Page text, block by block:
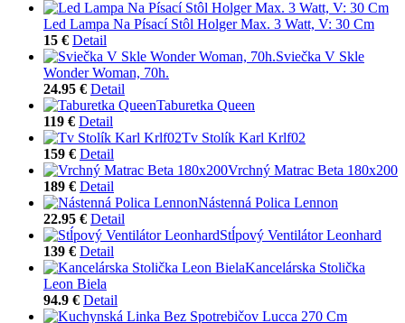
Led Lampa Na Písací Stôl Holger Max. 3 Watt, V: 30 Cm
15 € Detail
Sviečka V Skle
Wonder Woman, 70h.
24.95 € Detail
Taburetka Queen
119 € Detail
Tv Stolík Karl Krlf02
159 € Detail
Vrchný Matrac Beta 180x200
189 € Detail
Nástenná Polica Lennon
22.95 € Detail
Stĺpový Ventilátor Leonhard
139 € Detail
Kancelárska Stolička
Leon Biela
94.9 € Detail